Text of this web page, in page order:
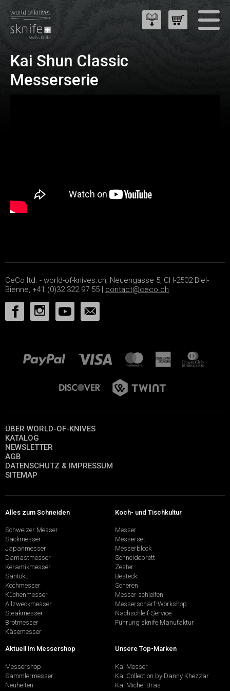
Kai Shun Classic
Messerserie
CeCo ltd. - world-of-knives.ch, Neuengasse 5, CH-2502 Biel-
Bienne, +41 (0)32 322 97 55 | contact@ceco.ch
ÜBER WORLD-OF-KNIVES
KATALOG
NEWSLETTER
AGB
DATENSCHUTZ & IMPRESSUM
SITEMAP
Alles zum Schneiden
Schweizer Messer
Sackmesser
Japanmesser
Damastmesser
Keramikmesser
Santoku
Kochmesser
Küchenmesser
Allzweckmesser
Steakmesser
Brotmesser
Käsemesser
Koch- und Tischkultur
Messer
Messerset
Messerblock
Schneidebrett
Zester
Besteck
Scheren
Messer schleifen
Messerschärf-Workshop
Nachschleif-Service
Führung sknife Manufaktur
Aktuell im Messershop
Messershop
Sammlermesser
Neuheiten
Unsere Top-Marken
Kai Messer
Kai Collection by Danny Khezzar
Kai Michel Bras